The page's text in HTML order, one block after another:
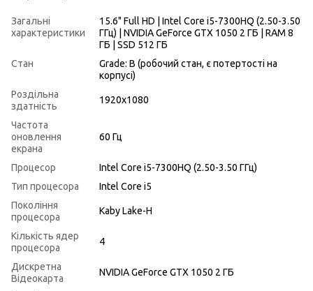
Загальні
характеристики
15.6" Full HD | Intel Core i5-7300HQ (2.50-3.50
ГГц) | NVIDIA GeForce GTX 1050 2 ГБ | RAM 8
ГБ | SSD 512 ГБ
Стан
Grade: B (робочий стан, є потертості на
корпусі)
Роздільна
здатність
1920x1080
Частота
оновлення
екрана
60 Гц
Процесор
Intel Core i5-7300HQ (2.50-3.50 ГГц)
Тип процесора
Intel Core i5
Покоління
процесора
Kaby Lake-H
Кількість ядер
процесора
4
Дискретна
Відеокарта
NVIDIA GeForce GTX 1050 2 ГБ